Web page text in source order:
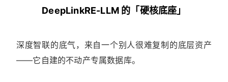
DeepLinkRE-LLM 的「硬核底座」
深度智联的底气，来自一个别人很难复制的底层资产
——它自建的不动产专属数据库。